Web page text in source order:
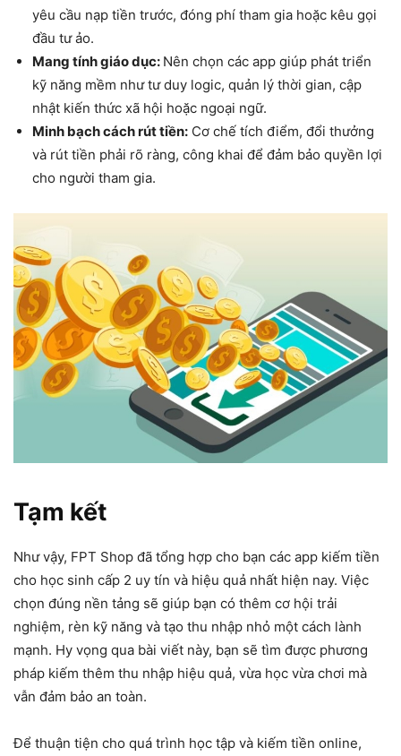
yêu cầu nạp tiền trước, đóng phí tham gia hoặc kêu gọi
đầu tư ảo.
Mang tính giáo dục: Nên chọn các app giúp phát triển
kỹ năng mềm như tư duy logic, quản lý thời gian, cập
nhật kiến thức xã hội hoặc ngoại ngữ.
Minh bạch cách rút tiền: Cơ chế tích điểm, đổi thưởng
và rút tiền phải rõ ràng, công khai để đảm bảo quyền lợi
cho người tham gia.
Tạm kết
Như vậy, FPT Shop đã tổng hợp cho bạn các app kiếm tiền
cho học sinh cấp 2 uy tín và hiệu quả nhất hiện nay. Việc
chọn đúng nền tảng sẽ giúp bạn có thêm cơ hội trải
nghiệm, rèn kỹ năng và tạo thu nhập nhỏ một cách lành
mạnh. Hy vọng qua bài viết này, bạn sẽ tìm được phương
pháp kiếm thêm thu nhập hiệu quả, vừa học vừa chơi mà
vẫn đảm bảo an toàn.
Để thuận tiện cho quá trình học tập và kiếm tiền online,